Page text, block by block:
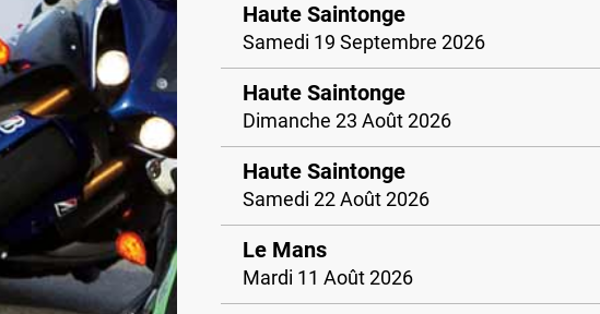
Haute Saintonge
Samedi 19 Septembre 2026
Haute Saintonge
Dimanche 23 Août 2026
Haute Saintonge
Samedi 22 Août 2026
Le Mans
Mardi 11 Août 2026